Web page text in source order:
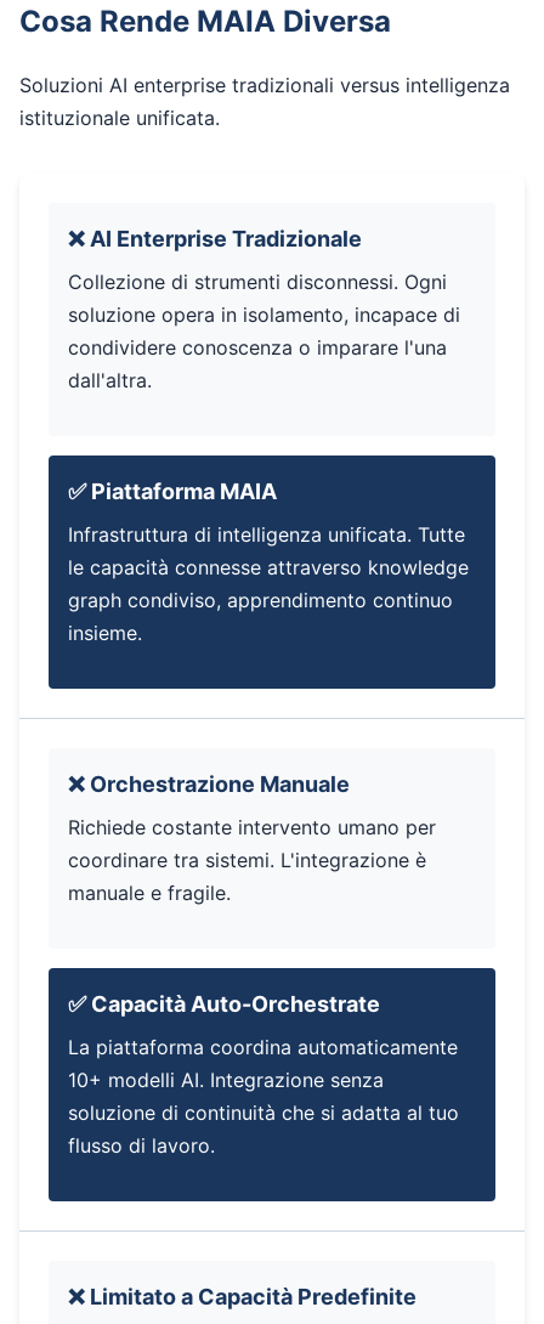
Cosa Rende MAIA Diversa
Soluzioni AI enterprise tradizionali versus intelligenza
istituzionale unificata.
❌ AI Enterprise Tradizionale
Collezione di strumenti disconnessi. Ogni
soluzione opera in isolamento, incapace di
condividere conoscenza o imparare l'una
dall'altra.
✅ Piattaforma MAIA
Infrastruttura di intelligenza unificata. Tutte
le capacità connesse attraverso knowledge
graph condiviso, apprendimento continuo
insieme.
❌ Orchestrazione Manuale
Richiede costante intervento umano per
coordinare tra sistemi. L'integrazione è
manuale e fragile.
✅ Capacità Auto-Orchestrate
La piattaforma coordina automaticamente
10+ modelli AI. Integrazione senza
soluzione di continuità che si adatta al tuo
flusso di lavoro.
❌ Limitato a Capacità Predefinite